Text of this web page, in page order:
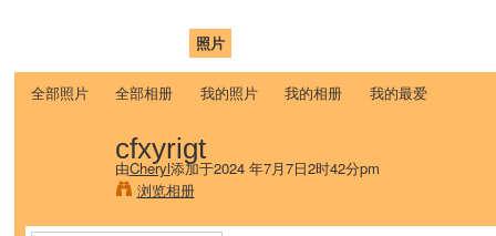
照片
全部照片 全部相册 我的照片 我的相册 我的最爱
cfxyrigt
由Cheryl添加于2024 年7月7日2时42分pm
浏览相册